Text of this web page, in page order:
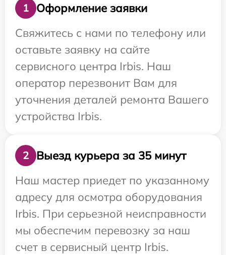
1
Оформление заявки
Свяжитесь с нами по телефону или
оставьте заявку на сайте
сервисного центра Irbis. Наш
оператор перезвонит Вам для
уточнения деталей ремонта Вашего
устройства Irbis.
2
Выезд курьера за 35 минут
Наш мастер приедет по указанному
адресу для осмотра оборудования
Irbis. При серьезной неисправности
мы обеспечим перевозку за наш
счет в сервисный центр Irbis.